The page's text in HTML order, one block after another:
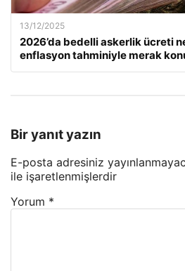
13/12/2025
2026’da bedelli askerlik ücreti
enflasyon tahminiyle merak
Bir yanıt yazın
E-posta adresiniz
ile işaretlenmişlerdir
Yorum *